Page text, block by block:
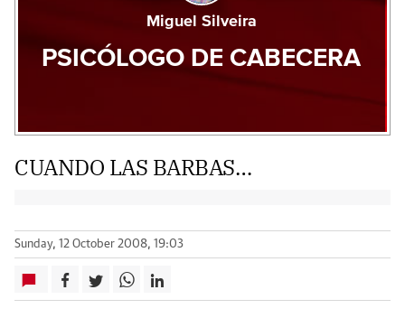
Miguel Silveira
PSICÓLOGO DE CABECERA
CUANDO LAS BARBAS…
Sunday, 12 October 2008, 19:03